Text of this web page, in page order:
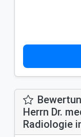
Herrn Dr.
Radiologie